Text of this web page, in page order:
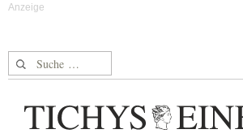
Suche nach: